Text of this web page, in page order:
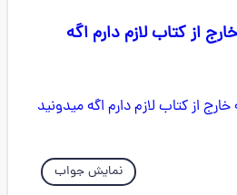
از کتاب لازم دارم اگه
نمایش جواب